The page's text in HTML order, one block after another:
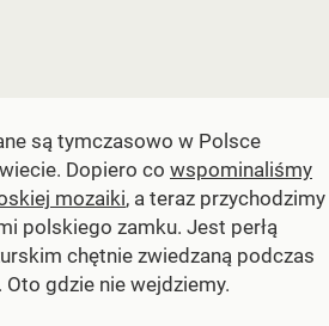
są tymczasowo w Polsce
Dopiero co wspominaliśmy
mozaiki, a teraz przychodzimy
polskiego zamku. Jest perłą
chętnie zwiedzaną podczas
gdzie nie wejdziemy.